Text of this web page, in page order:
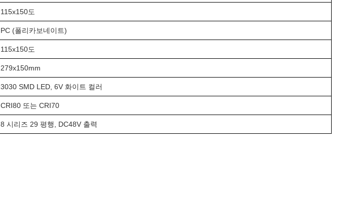
115x150도
PC (폴리카보네이트)
115x150도
279x150mm
3030 SMD LED, 6V 화이트 컬러
CRI80 또는 CRI70
8 시리즈 29 평행, DC48V 출력